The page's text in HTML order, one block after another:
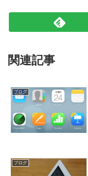
関連記事
ブログ
ブログ